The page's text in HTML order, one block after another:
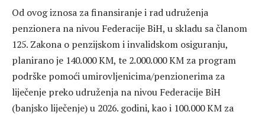
Od ovog iznosa za finansiranje i rad udruženja
penzionera na nivou Federacije BiH, u skladu sa članom
125. Zakona o penzijskom i invalidskom osiguranju,
planirano je 140.000 KM, te 2.000.000 KM za program
podrške pomoći umirovljenicima/penzionerima za
liječenje preko udruženja na nivou Federacije BiH
(banjsko liječenje) u 2026. godini, kao i 100.000 KM za